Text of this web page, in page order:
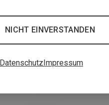
NICHT EINVERSTANDEN
Datenschutz Impressum